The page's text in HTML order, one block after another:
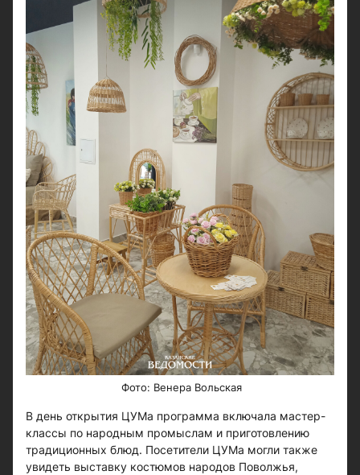
Фото: Венера Вольская
В день открытия ЦУМа программа включала мастер-
классы по народным промыслам и приготовлению
традиционных блюд. Посетители ЦУМа могли также
увидеть выставку костюмов народов Поволжья,